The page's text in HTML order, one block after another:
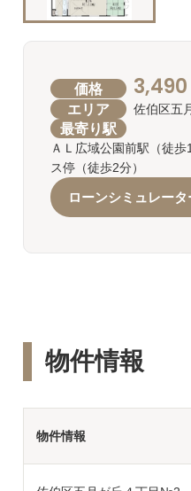
価格 3,490
エリア 佐伯区五
最寄り駅
ＡＬ広域公園前駅（徒
ス停（徒歩2分）
ローンシミュレータ
物件情報
物件情報